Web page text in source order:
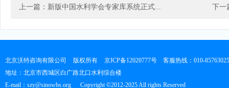
上一篇：新版中国水利学会专家库系统正式... 下一
北京沃特咨询有限公司 版权所有 京ICP备12020777号 客服热线：010-85763025
地址：北京市西城区白广路北口水利综合楼
E-mail：szy@sinowbs.org
Copyright ©2012-2025 All rights Reserved